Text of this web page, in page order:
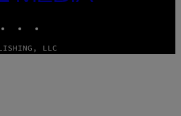
LLC